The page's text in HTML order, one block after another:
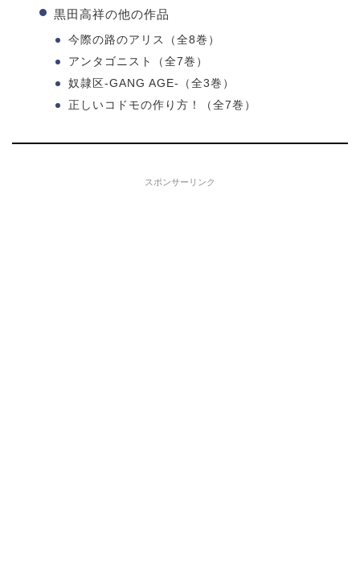
黒田高祥の他の作品
今際の路のアリス（全8巻）
アンタゴニスト（全7巻）
奴隷区-GANG AGE-（全3巻）
正しいコドモの作り方！（全7巻）
スポンサーリンク